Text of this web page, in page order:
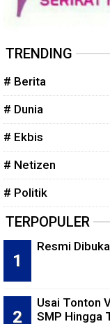
TRENDING
# Berita
# Dunia
# Ekbis
# Netizen
# Politik
TERPOPULER
Resmi
Usai Tonton
SMP Hingga